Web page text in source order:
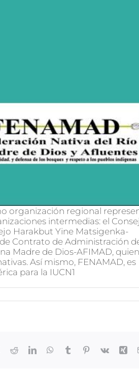
organización regional
intermedias: el
Harakbut Yine Matsigenka-
Contrato de Administración
Madre de Dios-AFIMAD,
Así mismo, FENAMAD, es
para la IUCN1
RedditLinkedInWhatsApp
TumblrPinterest
Vk